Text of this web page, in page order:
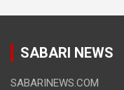
SABARI NEWS
SABARINEWS.COM